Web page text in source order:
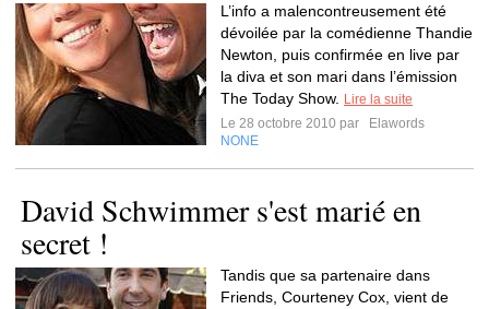
L’info a malencontreusement été
dévoilée par la comédienne Thandie
Newton, puis confirmée en live par
la diva et son mari dans l’émission
The Today Show.
Lire la suite
Le 28 octobre 2010 par
Elawords
NONE
David Schwimmer s'est marié en
secret !
Tandis que sa partenaire dans
Friends, Courteney Cox, vient de